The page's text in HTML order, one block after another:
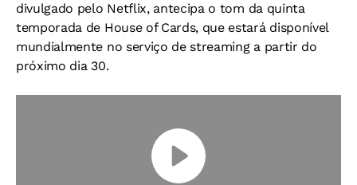
divulgado pelo Netflix, antecipa o tom da quinta
temporada de House of Cards, que estará disponível
mundialmente no serviço de streaming a partir do
próximo dia 30.